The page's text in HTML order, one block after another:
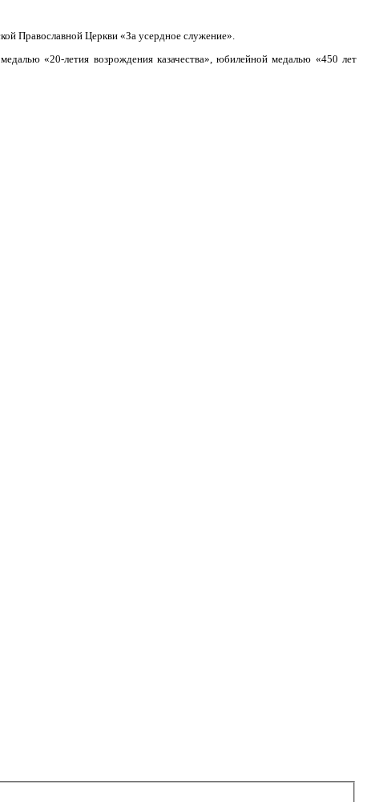
Православной Церкви «За усердное служение».
«20-летия возрождения казачества», юбилейной медалью «450 лет